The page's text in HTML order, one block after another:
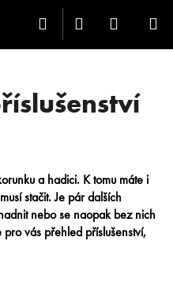
HledatPřihlášení
košík
a hadici. K tomu máte i
stačit. Je pár dalších
nebo se naopak bez nich
vás přehled příslušenství,